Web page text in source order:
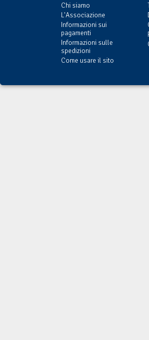
Chi siamo
L'Associazione
Informazioni sui
pagamenti
Informazioni sulle
spedizioni
Come usare il sito